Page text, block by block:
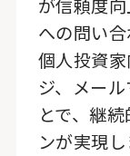
が信頼度
への問い
個人投資
ジ、メー
とで、継
ンが実現し